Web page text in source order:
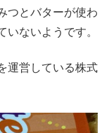
つとバターが使わ
ないようです。
運営している株式